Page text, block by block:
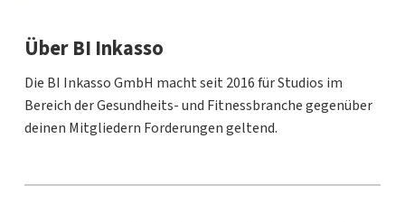
Über BI Inkasso
Die BI Inkasso GmbH macht seit 2016 für Studios im
Bereich der Gesundheits- und Fitnessbranche gegenüber
deinen Mitgliedern Forderungen geltend.